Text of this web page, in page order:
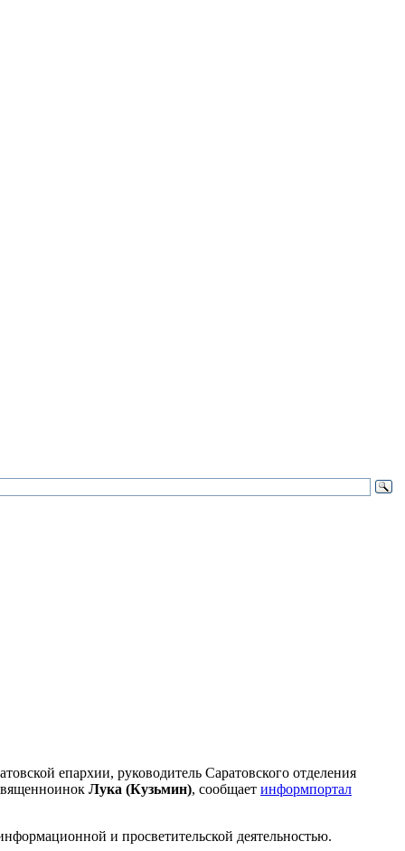
епархии, руководитель Саратовского отделения
Лука (Кузьмин), сообщает информпортал
и просветительской деятельностью.